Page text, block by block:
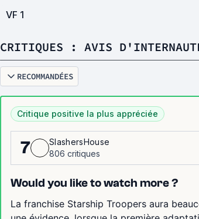
VF 1
CRITIQUES : AVIS
RECOMMANDÉES
Critique positive la plus appréciée
7
SlashersHouse
806 critiques
Would you like to watch more ?
La franchise Starship Troopers aura